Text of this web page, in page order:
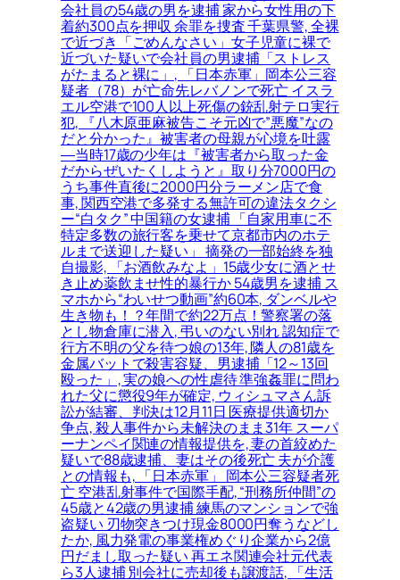
会社員の54歳の男を逮捕 家から女性用の下
着約300点を押収 余罪を捜査 千葉県警, 全裸
で近づき「ごめんなさい」女子児童に裸で
近づいた疑いで会社員の男逮捕「ストレス
がたまると裸に」, 「日本赤軍」岡本公三容
疑者（78）が亡命先レバノンで死亡 イスラ
エル空港で100人以上死傷の銃乱射テロ実行
犯, 『八木原亜麻被告こそ元凶で”悪魔”なの
だと分かった』被害者の母親が心境を吐露
―当時17歳の少年は『被害者から取った金
だからぜいたくしようと』取り分7000円の
うち事件直後に2000円分ラーメン店で食
事, 関西空港で多発する無許可の違法タクシ
ー“白タク” 中国籍の女逮捕 「自家用車に不
特定多数の旅行客を乗せて京都市内のホテ
ルまで送迎した疑い」 摘発の一部始終を独
自撮影, 「お酒飲みなよ」15歳少女に酒とせ
き止め薬飲ませ性的暴行か 54歳男を逮捕 ス
マホから“わいせつ動画”約60本, ダンベルや
生き物も！？年間で約22万点！警察署の落
とし物倉庫に潜入, 弔いのない別れ 認知症で
行方不明の父を待つ娘の13年, 隣人の81歳を
金属バットで殺害容疑、男逮捕「12～13回
殴った」, 実の娘への性虐待 準強姦罪に問わ
れた父に懲役9年が確定, ウィシュマさん訴
訟が結審、判決は12月11日 医療提供適切か
争点, 殺人事件から未解決のまま31年 スーパ
ーナンペイ関連の情報提供を, 妻の首絞めた
疑いで88歳逮捕、妻はその後死亡 夫が介護
との情報も, 「日本赤軍」 岡本公三容疑者死
亡 空港乱射事件で国際手配, “刑務所仲間”の
45歳と42歳の男逮捕 練馬のマンションで強
盗疑い 刃物突きつけ現金8000円奪うなどし
たか, 風力発電の事業権めぐり企業から2億
円だまし取った疑い 再エネ関連会社元代表
ら3人逮捕 別会社に売却後も譲渡話, 「生活